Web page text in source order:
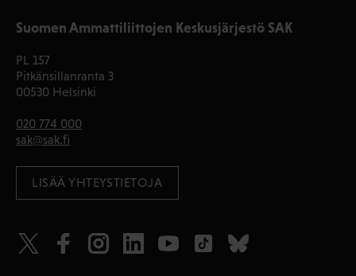
Suomen Ammattiliittojen Keskusjärjestö SAK
PL 157
Pitkänsillanranta 3
00530 Helsinki
020 774 000
sak@sak.fi
LISÄÄ YHTEYSTIETOJA